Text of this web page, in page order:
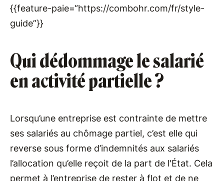
{{feature-paie=“https://combohr.com/fr/style-
guide”}}
Qui dédommage le salarié
en activité partielle ?
Lorsqu’une entreprise est contrainte de mettre
ses salariés au chômage partiel, c’est elle qui
reverse sous forme d’indemnités aux salariés
l’allocation qu’elle reçoit de la part de l'État. Cela
permet à l’entreprise de rester à flot et de ne